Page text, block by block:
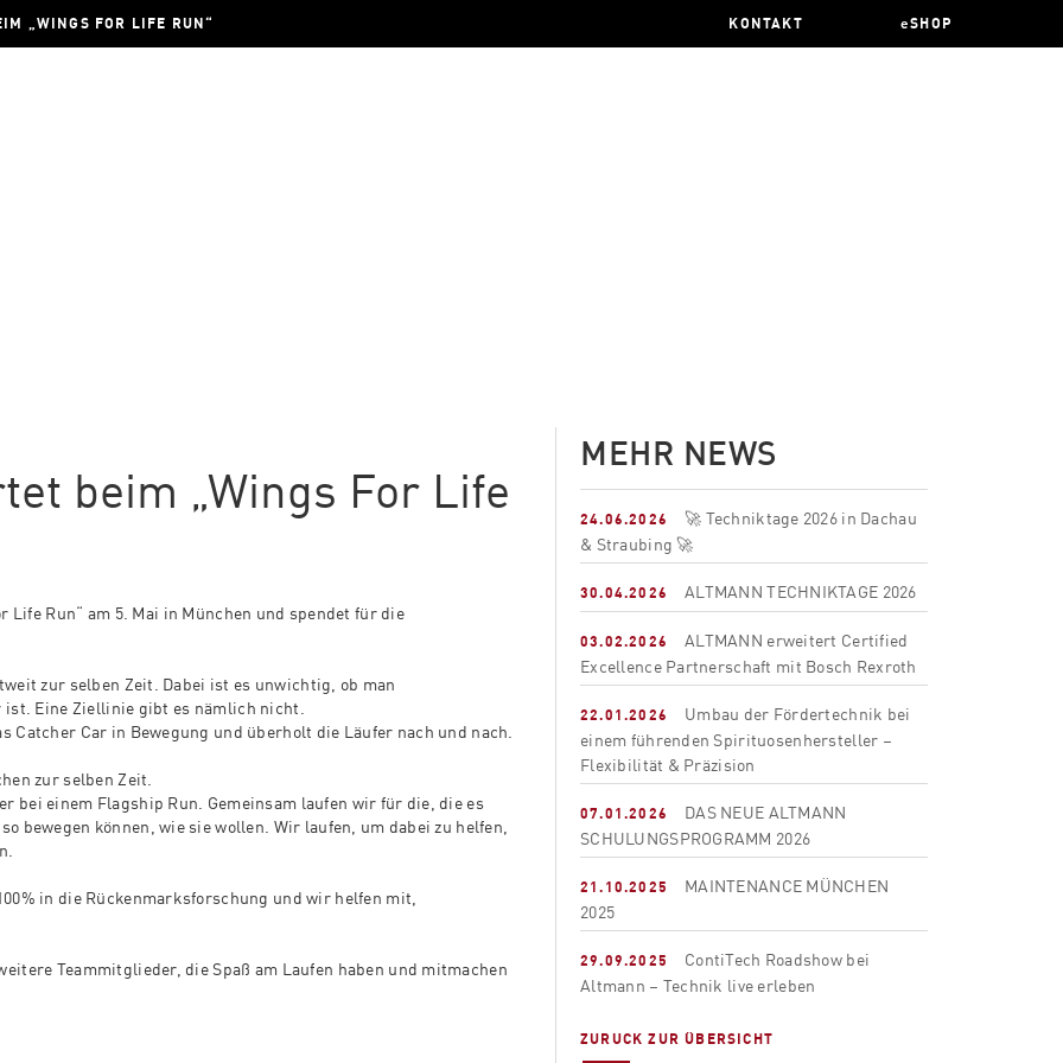
„WINGS FOR LIFE RUN“ KONTAKT eSHOP
beim „Wings For Life
Life Run“ am 5. Mai in München und spendet für die
zur selben Zeit. Dabei ist es unwichtig, ob man
Eine Ziellinie gibt es nämlich nicht.
Catcher Car in Bewegung und überholt die Läufer nach und nach.
zur selben Zeit.
bei einem Flagship Run. Gemeinsam laufen wir für die, die es
bewegen können, wie sie wollen. Wir laufen, um dabei zu helfen,
in die Rückenmarksforschung und wir helfen mit,
Teammitglieder, die Spaß am Laufen haben und mitmachen
MEHR NEWS
24.06.2026
🚀 Techniktage 2026 in Dachau
& Straubing 🚀
30.04.2026 ALTMANN TECHNIKTAGE 2026
03.02.2026
ALTMANN erweitert Certified
Excellence Partnerschaft mit Bosch Rexroth
22.01.2026
Umbau der Fördertechnik bei
einem führenden Spirituosenhersteller –
Flexibilität & Präzision
07.01.2026
DAS NEUE ALTMANN
SCHULUNGSPROGRAMM 2026
21.10.2025
MAINTENANCE MÜNCHEN
2025
29.09.2025
ContiTech Roadshow bei
Altmann – Technik live erleben
ZURUCK ZUR ÜBERSICHT